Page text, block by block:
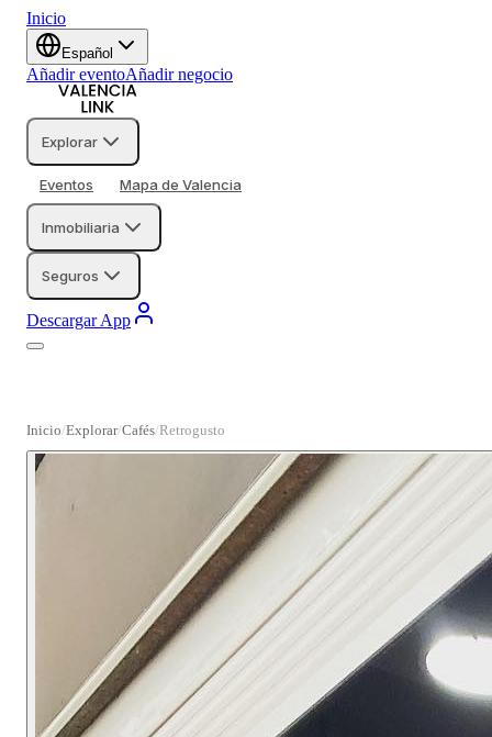
Inicio
Español
Añadir eventoAñadir negocio
Explorar
Eventos Mapa de Valencia
Inmobiliaria
Seguros
Descargar App
Inicio Explorar Cafés Retrogusto